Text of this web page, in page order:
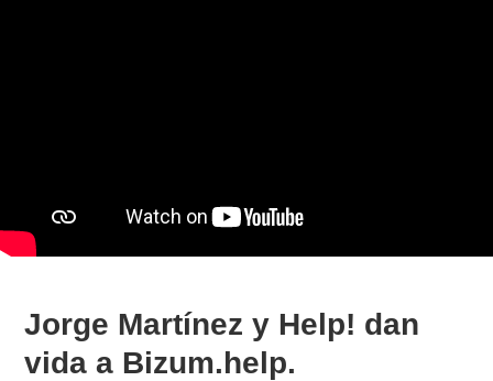
Jorge Martínez y Help! dan
vida a Bizum.help.